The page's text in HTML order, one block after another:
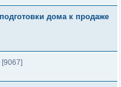
дома к продаже
[9067]